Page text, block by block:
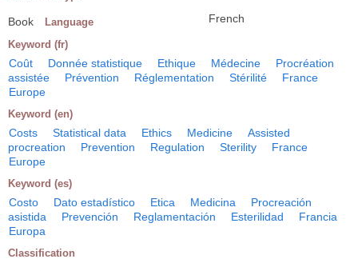
Book Language French
Keyword (fr)
Coût Donnée statistique Ethique Médecine
Procréation
assistée
Prévention Réglementation Stérilité
France
Europe
Keyword (en)
Costs Statistical data Ethics Medicine
Assisted
procreation
Prevention Regulation Sterility
France
Europe
Keyword (es)
Costo Dato estadístico Etica Medicina
Procreación
asistida
Prevención Reglamentación Esterilidad
Francia
Europa
Classification